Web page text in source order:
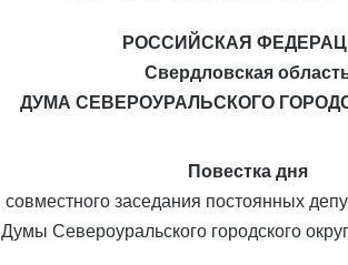
РОССИЙСКАЯ
Свердловская
ДУМА СЕВЕРОУРАЛЬСКОГО
Повестка дня
совместного заседания постоянных
Думы Североуральского городского